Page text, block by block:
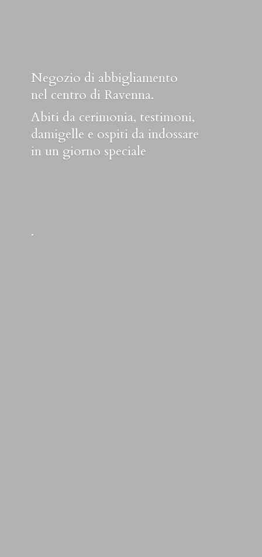
Negozio di abbigliamento
nel centro di Ravenna.
Abiti da cerimonia, testimoni,
damigelle e ospiti da indossare
in un giorno speciale
.